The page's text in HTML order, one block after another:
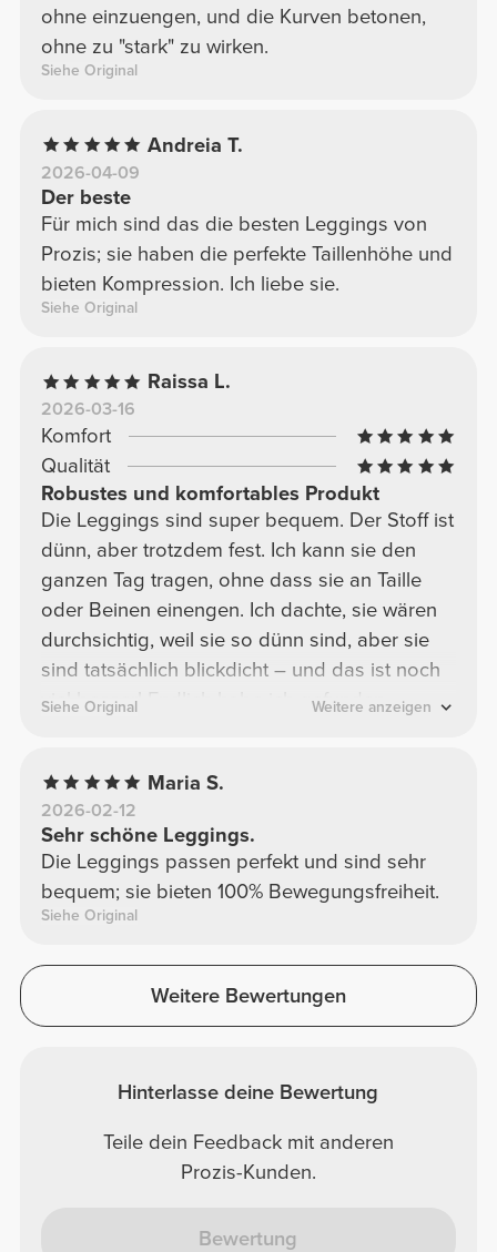
ohne einzuengen, und die Kurven betonen,
ohne zu "stark" zu wirken.
Siehe Original
Andreia T.
2026-04-09
Der beste
Für mich sind das die besten Leggings von
Prozis; sie haben die perfekte Taillenhöhe und
bieten Kompression. Ich liebe sie.
Siehe Original
Raissa L.
2026-03-16
Komfort
Qualität
Robustes und komfortables Produkt
Die Leggings sind super bequem. Der Stoff ist
dünn, aber trotzdem fest. Ich kann sie den
ganzen Tag tragen, ohne dass sie an Taille
oder Beinen einengen. Ich dachte, sie wären
durchsichtig, weil sie so dünn sind, aber sie
sind tatsächlich blickdicht – und das ist noch
viel besser! Endlich habe ich gefunden,
Siehe Original Weitere anzeigen
Maria S.
2026-02-12
Sehr schöne Leggings.
Die Leggings passen perfekt und sind sehr
bequem; sie bieten 100% Bewegungsfreiheit.
Siehe Original
Weitere Bewertungen
Hinterlasse deine Bewertung
Teile dein Feedback mit anderen
Prozis-Kunden.
Bewertung